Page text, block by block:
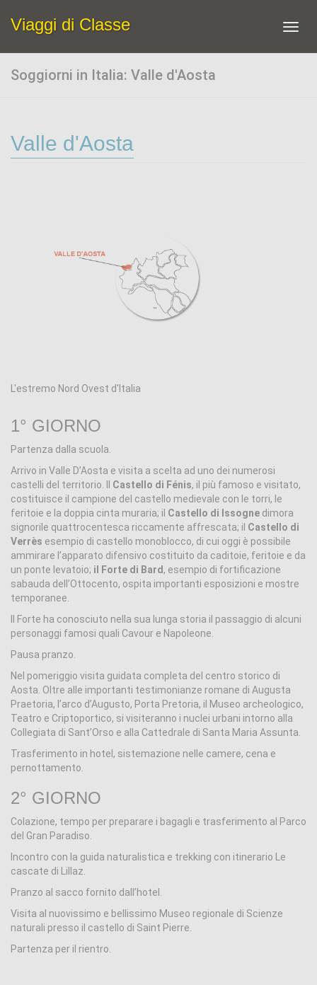
Viaggi di Classe
Soggiorni in Italia: Valle d'Aosta
Valle d'Aosta
L'estremo Nord Ovest d'Italia
1° GIORNO
Partenza dalla scuola.
Arrivo in Valle D’Aosta e visita a scelta ad uno dei numerosi
castelli del territorio. Il Castello di Fénis, il più famoso e visitato,
costituisce il campione del castello medievale con le torri, le
feritoie e la doppia cinta muraria; il Castello di Issogne dimora
signorile quattrocentesca riccamente affrescata; il Castello di
Verrès esempio di castello monoblocco, di cui oggi è possibile
ammirare l’apparato difensivo costituito da caditoie, feritoie e da
un ponte levatoio; il Forte di Bard , esempio di fortificazione
sabauda dell’Ottocento, ospita importanti esposizioni e mostre
temporanee.
Il Forte ha conosciuto nella sua lunga storia il passaggio di alcuni
personaggi famosi quali Cavour e Napoleone.
Pausa pranzo.
Nel pomeriggio visita guidata completa del centro storico di
Aosta. Oltre alle importanti testimonianze romane di Augusta
Praetoria, l’arco d’Augusto, Porta Pretoria, il Museo archeologico,
Teatro e Criptoportico, si visiteranno i nuclei urbani intorno alla
Collegiata di Sant’Orso e alla Cattedrale di Santa Maria Assunta.
Trasferimento in hotel, sistemazione nelle camere, cena e
pernottamento.
2° GIORNO
Colazione, tempo per preparare i bagagli e trasferimento al Parco
del Gran Paradiso.
Incontro con la guida naturalistica e trekking con itinerario Le
cascate di Lillaz.
Pranzo al sacco fornito dall’hotel.
Visita al nuovissimo e bellissimo Museo regionale di Scienze
naturali presso il castello di Saint Pierre.
Partenza per il rientro.